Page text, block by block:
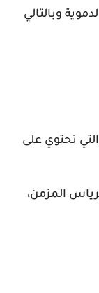
وبالتالي
تحتوي على
المزمن،